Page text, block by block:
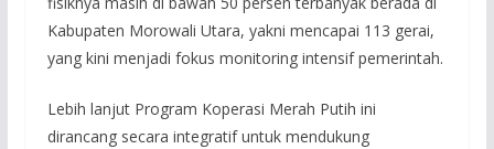
Kabupaten Morowali Utara, yakni mencapai 113 gerai,
yang kini menjadi fokus monitoring intensif pemerintah.
​Lebih lanjut Program Koperasi Merah Putih ini
dirancang secara integratif untuk mendukung